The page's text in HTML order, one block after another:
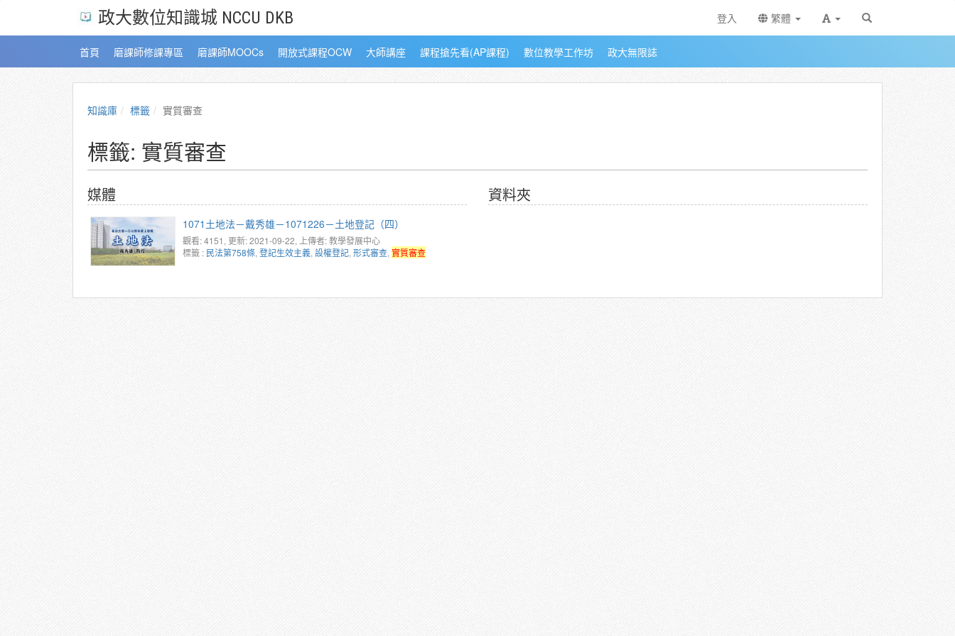
政大數位知識城 NCCU DKB 登入 繁體
首頁 磨課師修課專區 磨課師MOOCs 開放式課程OCW 大師講座 課程搶先看(AP課程) 數位教學工作坊 政大無限誌
知識庫 標籤 實質審查
標籤: 實質審查
媒體
1071土地法－戴秀雄－1071226－土地登記（四）
觀看: 4151 , 更新: 2021-09-22, 上傳者: 教學發展中心
標籤 : 民法第758條, 登記生效主義, 設權登記, 形式審查, 實質審查
資料夾